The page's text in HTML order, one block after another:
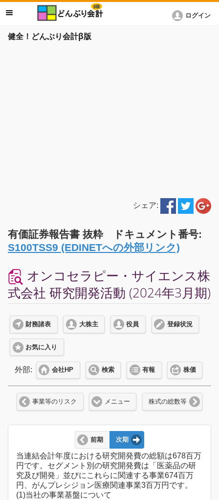
健全！どんぶり会計β版
ログイン
シェア:
有価証券報告書 抜粋 ドキュメント番号:
S100TSS9 (EDINETへの外部リンク)
オンコセラピー・サイエンス株
式会社 研究開発活動 (2024年3月期)
財務諸表 大株主 役員 登録状況
お気に入り
外部: 会社HP 検索 有報 株価
事業等のリスク メニュー 株式の総数等
前期 次期
当連結会計年度における研究開発費の総額は678百万
円です。セグメント別の研究開発費は「医薬品の研
究及び開発」並びにこれらに関連する事業674百万
円、がんプレシジョン医療関連事業3百万円です。
(1)当社の事業基盤について